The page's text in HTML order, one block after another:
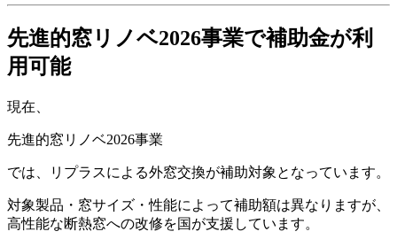
先進的窓リノベ2026事業で補助金が利
用可能
現在、
先進的窓リノベ2026事業
では、リプラスによる外窓交換が補助対象となっています。
対象製品・窓サイズ・性能によって補助額は異なりますが、
高性能な断熱窓への改修を国が支援しています。